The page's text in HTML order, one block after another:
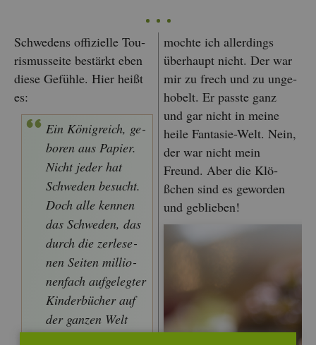
Schwe­dens of­fi­zi­el­le Tou­
ris­mus­sei­te be­stärkt eben
diese Ge­füh­le. Hier heißt
es:
Ein Kö­nig­reich, ge­
bo­ren aus Pa­pier.
Nicht jeder hat
Schwe­den be­sucht.
Doch alle ken­nen
das Schwe­den, das
durch die zer­le­se­
nen Sei­ten mil­lio­
nen­fach auf­ge­leg­ter
Kin­der­bü­cher auf
der gan­zen Welt
schim­mert: Es ist
moch­te ich al­ler­dings
über­haupt nicht. Der war
mir zu frech und zu un­ge­
ho­belt. Er pass­te ganz
und gar nicht in meine
heile Fan­ta­sie-Welt. Nein,
der war nicht mein
Freund. Aber die Klö­
ßchen sind es ge­wor­den
und ge­blie­ben!